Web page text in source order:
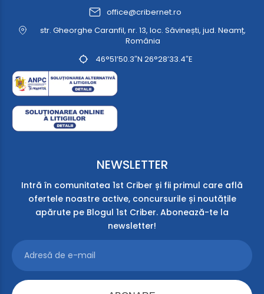
office@cribernet.ro
str. Gheorghe Caranfil, nr. 13, loc. Săvinești, jud. Neamț,
România
46°51’50.3″N 26°28’33.4″E
NEWSLETTER
Intră în comunitatea 1st Criber și fii primul care află
ofertele noastre active, concursurile și noutățile
apărute pe Blogul 1st Criber. Abonează-te la
newsletter!